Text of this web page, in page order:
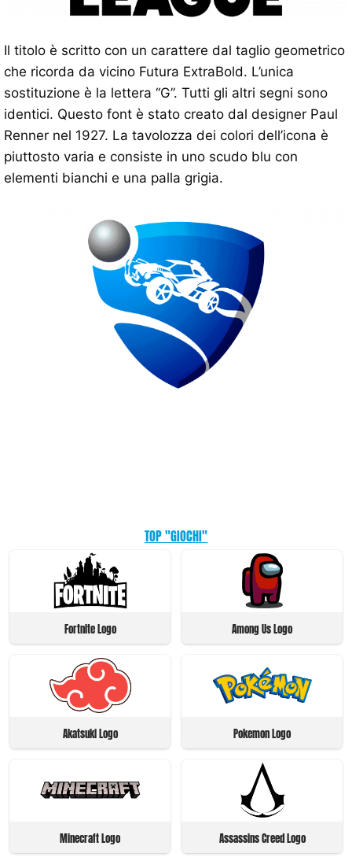
Il titolo è scritto con un carattere dal taglio geometrico
che ricorda da vicino Futura ExtraBold. L’unica
sostituzione è la lettera “G”. Tutti gli altri segni sono
identici. Questo font è stato creato dal designer Paul
Renner nel 1927. La tavolozza dei colori dell’icona è
piuttosto varia e consiste in uno scudo blu con
elementi bianchi e una palla grigia.
TOP "GIOCHI"
Fortnite Logo Among Us Logo
Akatsuki Logo Pokemon Logo
Minecraft Logo Assassins Creed Logo